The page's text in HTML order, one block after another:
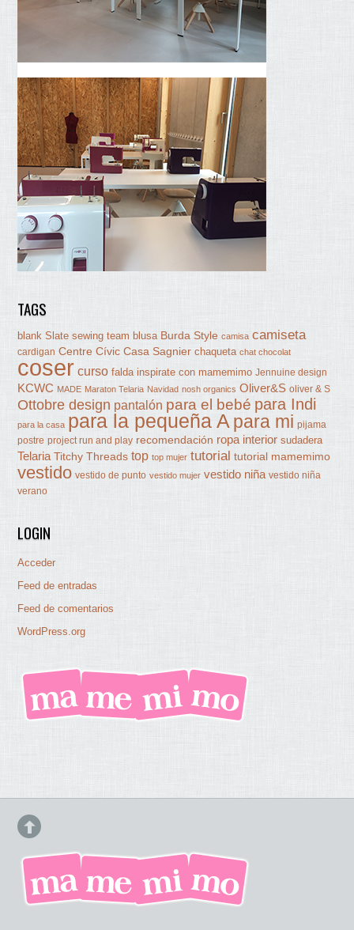
TAGS
blank Slate sewing team blusa Burda Style camisa camiseta
cardigan Centre Cívic Casa Sagnier chaqueta chat chocolat
coser curso falda inspirate con mamemimo Jennuine design
KCWC MADE Maraton Telaria Navidad nosh organics Oliver&S oliver & S
Ottobre design pantalón para el bebé para Indi
para la casa para la pequeña A para mi pijama
postre project run and play recomendación ropa interior sudadera
Telaria Titchy Threads top top mujer tutorial tutorial mamemimo
vestido vestido de punto vestido mujer vestido niña vestido niña
verano
LOGIN
Acceder
Feed de entradas
Feed de comentarios
WordPress.org